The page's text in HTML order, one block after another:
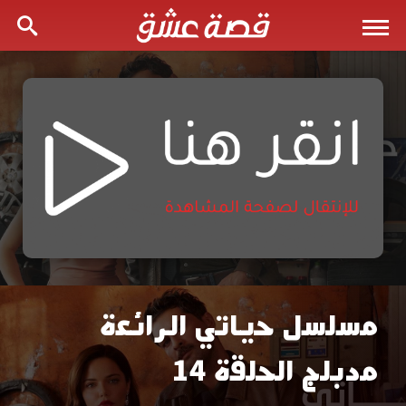
مسلسل
حياتي
مسلسل حياتي الرائعة
مدبلج الحلقة 14